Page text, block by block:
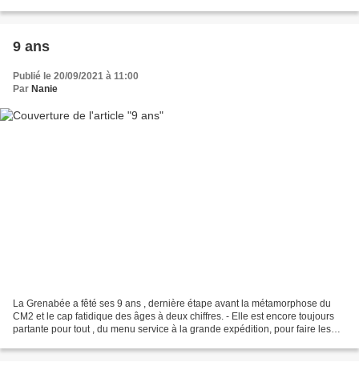
9 ans
Publié le 20/09/2021 à 11:00
Par Nanie
La Grenabée a fêté ses 9 ans , dernière étape avant la métamorphose du
CM2 et le cap fatidique des âges à deux chiffres. - Elle est encore toujours
partante pour tout , du menu service à la grande expédition, pour faire les